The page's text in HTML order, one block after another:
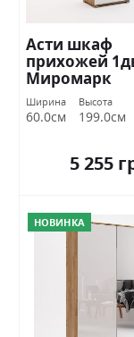
Асти шкаф
прихожей
Миромарк
Ширина
60.0см
Высота
199.0см
5 255
НОВИНКА